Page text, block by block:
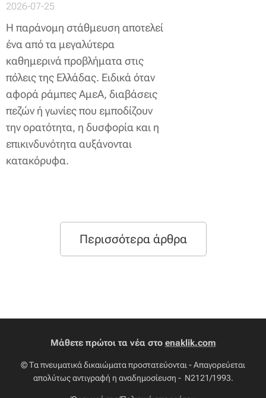
2026-07-25
Η παράνομη στάθμευση αποτελεί
ένα από τα μεγαλύτερα
καθημερινά προβλήματα στις
πόλεις της Ελλάδας. Ειδικά όταν
αφορά ράμπες ΑμεΑ, διαβάσεις
πεζών ή γωνίες που εμποδίζουν
την ορατότητα, η δυσφορία και η
επικινδυνότητα αυξάνονται
κατακόρυφα.
Περισσότερα άρθρα
Μάθετε πρώτοι τα νέα στο enaklik.com
© Τα πνευματικά δικαιώματα προστατεύονται - Απαγορεύεται
απολύτως αντιγραφή η αναδημοσίευση - Ν2121/1993.